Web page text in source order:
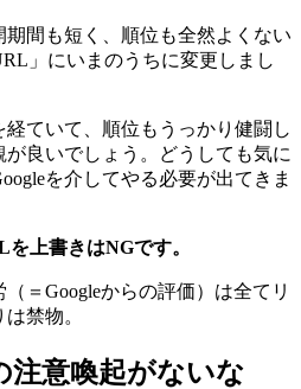
期間も短く、順位も全然よくない
」にいまのうちに変更しまし
ていて、順位もうっかり健闘し
良いでしょう。どうしても気に
を介してやる必要が出てきま
上書きはNGです。
＝Googleからの評価）は全てリ
禁物。
注意喚起がないな